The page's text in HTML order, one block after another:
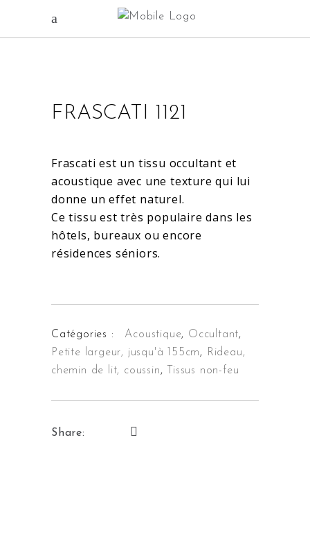
FRASCATI 1121
Frascati est un tissu occultant et
acoustique avec une texture qui lui
donne un effet naturel.
Ce tissu est très populaire dans les
hôtels, bureaux ou encore
résidences séniors.
Catégories : Acoustique, Occultant,
Petite largeur, jusqu'à 155cm,
Rideau,
chemin de lit, coussin, Tissus non-feu
Share: